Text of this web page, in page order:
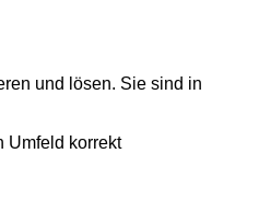
und lösen. Sie sind in
Umfeld korrekt